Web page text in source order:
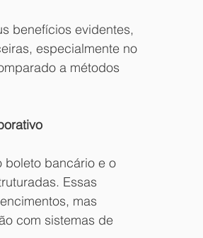
benefícios evidentes,
especialmente no
a métodos
boleto bancário e o
Essas
mas
com sistemas de